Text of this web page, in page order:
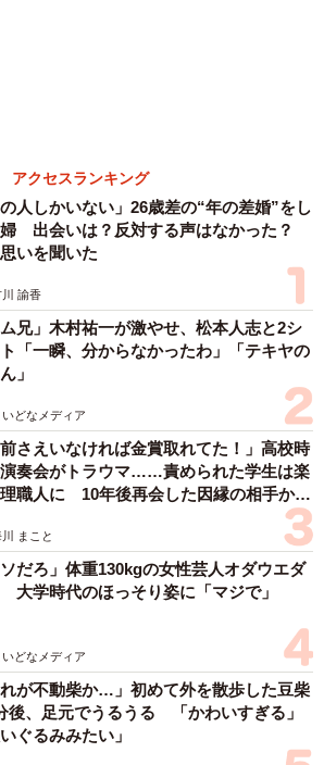
ソだろ」体重130kgの女性芸人オダウエダ
大学時代のほっそり姿に「マジで」
が不動柴か…」初めて外を散歩した豆柴
後、足元でうるうる 「かわいすぎる」
ぐるみみたい」
６位以降を見る
まいどなファミリー
（新着記事順）
漫才師 園田学園女子大学学長
もっと見る
山送り火ピンチ 気候変動や獣害に施設
化「もう限界」 クラファン募る